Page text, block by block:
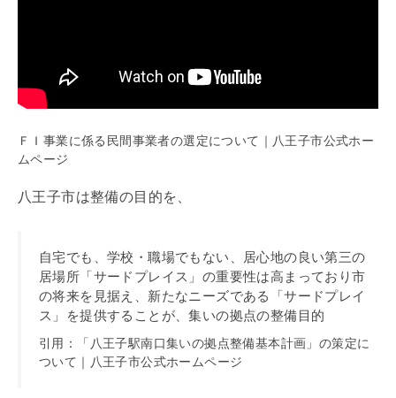
ＦＩ事業に係る民間事業者の選定について｜八王子市公式ホー
ムページ
八王子市は整備の目的を、
自宅でも、学校・職場でもない、居心地の良い第三の
居場所「サードプレイス」の重要性は高まっており市
の将来を見据え、新たなニーズである「サードプレイ
ス」を提供することが、集いの拠点の整備目的
引用：「八王子駅南口集いの拠点整備基本計画」の策定に
ついて｜八王子市公式ホームページ